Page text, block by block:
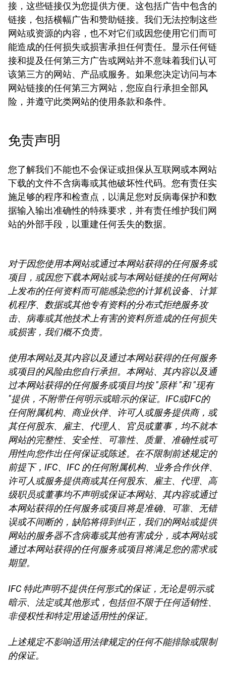
接，这些链接仅为您提供方便。这包括广告中包含的
链接，包括横幅广告和赞助链接。我们无法控制这些
网站或资源的内容，也不对它们或因您使用它们而可
能造成的任何损失或损害承担任何责任。显示任何链
接和提及任何第三方广告或网站并不意味着我们认可
该第三方的网站、产品或服务。如果您决定访问与本
网站链接的任何第三方网站，您应自行承担全部风
险，并遵守此类网站的使用条款和条件。
免责声明
您了解我们不能也不会保证或担保从互联网或本网站
下载的文件不含病毒或其他破坏性代码。您有责任实
施足够的程序和检查点，以满足您对反病毒保护和数
据输入输出准确性的特殊要求，并有责任维护我们网
站的外部手段，以重建任何丢失的数据。
对于因您使用本网站或通过本网站获得的任何服务或
项目，或因您下载本网站或与本网站链接的任何网站
上发布的任何资料而可能感染您的计算机设备、计算
机程序、数据或其他专有资料的分布式拒绝服务攻
击、病毒或其他技术上有害的资料所造成的任何损失
或损害，我们概不负责。
使用本网站及其内容以及通过本网站获得的任何服务
或项目的风险由您自行承担。本网站、其内容以及通
过本网站获得的任何服务或项目均按 "原样 "和 "现有
"提供，不附带任何明示或暗示的保证。IFC或IFC的
任何附属机构、商业伙伴、许可人或服务提供商，或
其任何股东、雇主、代理人、官员或董事，均不就本
网站的完整性、安全性、可靠性、质量、准确性或可
用性向您作出任何保证或陈述。在不限制前述规定的
前提下，IFC、IFC 的任何附属机构、业务合作伙伴、
许可人或服务提供商或其任何股东、雇主、代理、高
级职员或董事均不声明或保证本网站、其内容或通过
本网站获得的任何服务或项目将是准确、可靠、无错
误或不间断的，缺陷将得到纠正，我们的网站或提供
网站的服务器不含病毒或其他有害成分，或本网站或
通过本网站获得的任何服务或项目将满足您的需求或
期望。
IFC 特此声明不提供任何形式的保证，无论是明示或
暗示、法定或其他形式，包括但不限于任何适销性、
非侵权性和特定用途适用性的保证。
上述规定不影响适用法律规定的任何不能排除或限制
的保证。